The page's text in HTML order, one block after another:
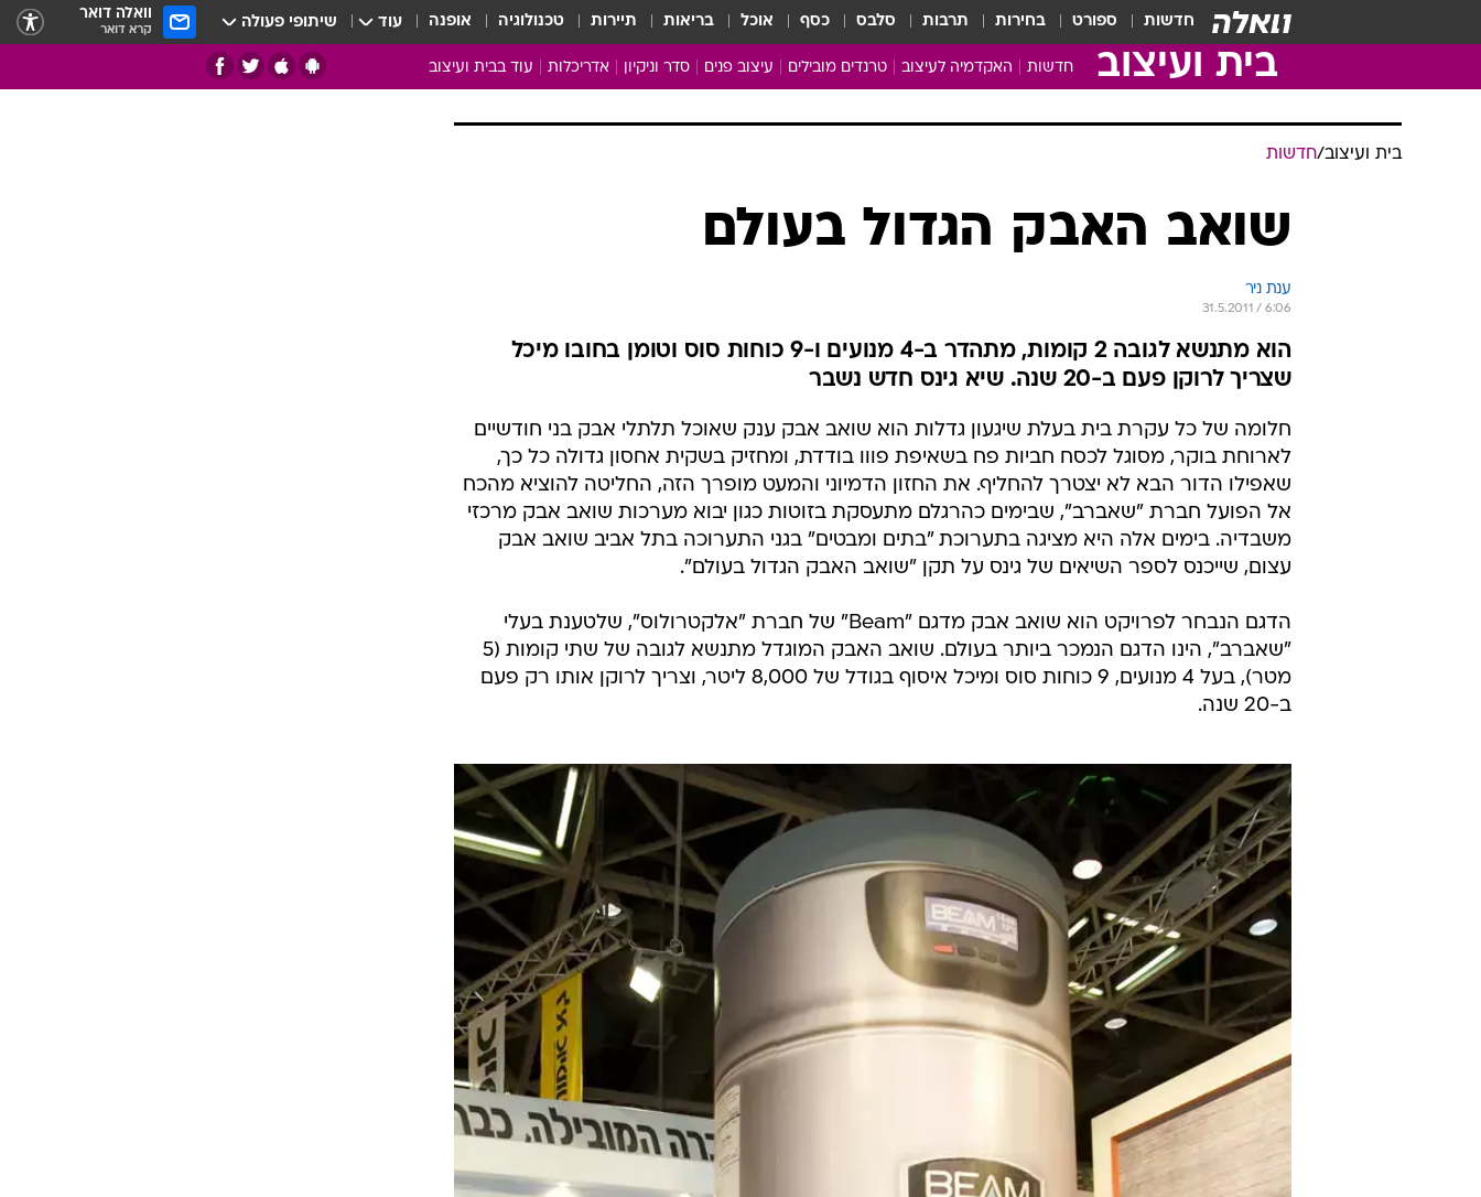
חדשות ספורט בחירות תרבות סלבס כסף אוכל בריאות תיירות טכנולוגיה אופנה עוד שיתופי פעולה וואלה דואר
קרא דואר
בית ועיצוב חדשות האקדמיה לעיצוב טרנדים מובילים עיצוב פנים סדר וניקיון אדריכלות עוד בבית ועיצוב
בית ועיצוב/חדשות
שואב האבק הגדול בעולם
ענת ניר
31.5.2011 / 6:06
הוא מתנשא לגובה 2 קומות, מתהדר ב-4 מנועים ו-9 כוחות סוס וטומן בחובו מיכל
שצריך לרוקן פעם ב-20 שנה. שיא גינס חדש נשבר
חלומה של כל עקרת בית בעלת שיגעון גדלות הוא שואב אבק ענק שאוכל תלתלי אבק בני חודשיים
לארוחת בוקר, מסוגל לכסח חביות פח בשאיפת פווו בודדת, ומחזיק בשקית אחסון גדולה כל כך,
שאפילו הדור הבא לא יצטרך להחליף. את החזון הדמיוני והמעט מופרך הזה, החליטה להוציא מהכח
אל הפועל חברת "שאברב", שבימים כהרגלם מתעסקת בזוטות כגון יבוא מערכות שואב אבק מרכזי
משבדיה. בימים אלה היא מציגה בתערוכת "בתים ומבטים" בגני התערוכה בתל אביב שואב אבק
עצום, שייכנס לספר השיאים של גינס על תקן "שואב האבק הגדול בעולם".
הדגם הנבחר לפרויקט הוא שואב אבק מדגם "Beam" של חברת "אלקטרולוס", שלטענת בעלי
"שאברב", הינו הדגם הנמכר ביותר בעולם. שואב האבק המוגדל מתנשא לגובה של שתי קומות (5
מטר), בעל 4 מנועים, 9 כוחות סוס ומיכל איסוף בגודל של 8,000 ליטר, וצריך לרוקן אותו רק פעם
ב-20 שנה.